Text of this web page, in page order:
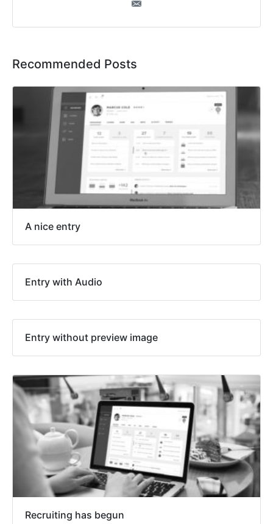
Recommended Posts
A nice entry
Entry with Audio
Entry without preview image
Recruiting has begun